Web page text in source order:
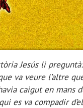
Jesús li
va veure l’altre
caigut en mans
es va compadir